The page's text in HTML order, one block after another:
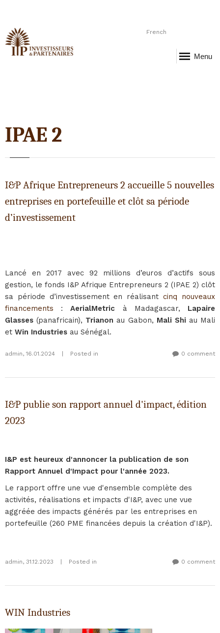
French
Menu
IPAE 2
I&P Afrique Entrepreneurs 2 accueille 5 nouvelles
entreprises en portefeuille et clôt sa période
d’investissement
Lancé en 2017 avec 92 millions d’euros d’actifs sous
gestion, le fonds I&P Afrique Entrepreneurs 2 (IPAE 2) clôt
sa période d’investissement en réalisantcinq nouveaux
financements :AerialMetric à Madagascar, Lapaire
Glasses (panafricain), Trianon au Gabon, Mali Shi au Mali
et Win Industries au Sénégal.
admin, 16.01.2024 Posted in 0 comment
I&P publie son rapport annuel d'impact, édition
2023
I&P est heureux d'annoncer la publication de son
Rapport Annuel d'Impact pour l'année 2023.
Le rapport offre une vue d'ensemble complète des
activités, réalisations et impacts d'I&P, avec une vue
aggréée des impacts générés par les entreprises en
portefeuille (260 PME financées depuis la création d'I&P).
admin, 31.12.2023 Posted in 0 comment
WIN Industries